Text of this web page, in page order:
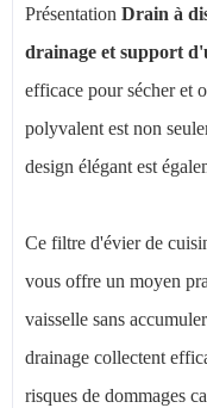
Présentation Drain à
drainage et support
efficace pour sécher et
polyvalent est non
design élégant est
Ce filtre d'évier de
vous offre un moyen
vaisselle sans
drainage collectent
risques de dommages